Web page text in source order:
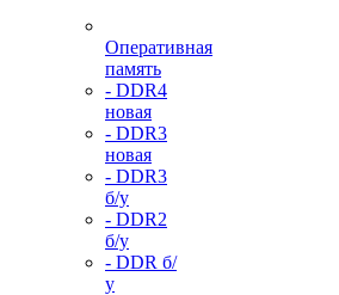
Оперативная
память
- DDR4
новая
- DDR3
новая
- DDR3
б/у
- DDR2
б/у
- DDR б/
у